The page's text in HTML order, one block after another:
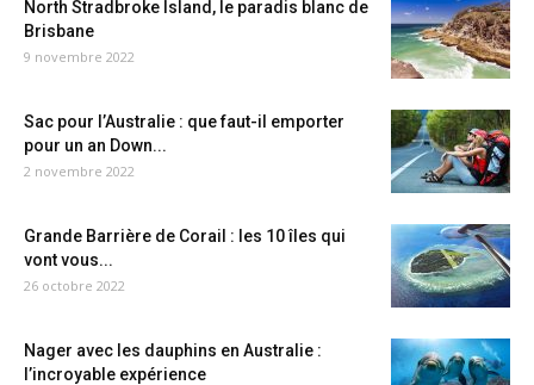
North Stradbroke Island, le paradis blanc de
Brisbane
9 novembre 2022
Sac pour l’Australie : que faut-il emporter
pour un an Down...
2 novembre 2022
Grande Barrière de Corail : les 10 îles qui
vont vous...
26 octobre 2022
Nager avec les dauphins en Australie :
l’incroyable expérience